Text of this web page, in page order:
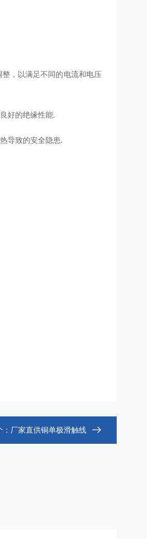
，以满足不同的电流和电压
好的绝缘性能‌.
导致的安全隐患‌.
厂家直供铜单极滑触线